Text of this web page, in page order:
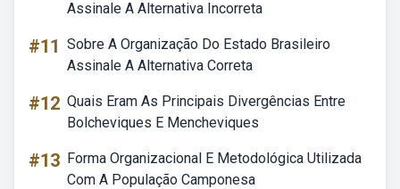
Assinale A Alternativa Incorreta
#11 Sobre A Organização Do Estado Brasileiro
Assinale A Alternativa Correta
#12 Quais Eram As Principais Divergências Entre
Bolcheviques E Mencheviques
#13 Forma Organizacional E Metodológica Utilizada
Com A População Camponesa